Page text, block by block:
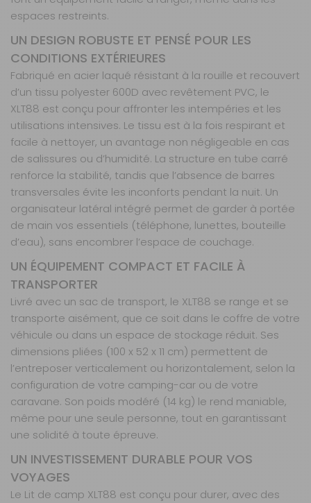
espaces restreints.
UN DESIGN ROBUSTE ET PENSÉ POUR LES
CONDITIONS EXTÉRIEURES
Fabriqué en acier laqué résistant à la rouille et recouvert
d’un tissu polyester 600D avec revêtement PVC, le
XLT88 est conçu pour affronter les intempéries et les
utilisations intensives. Le tissu est à la fois respirant et
facile à nettoyer, un avantage non négligeable en cas
de salissures ou d’humidité. La structure en tube carré
renforce la stabilité, tandis que l’absence de barres
transversales évite les inconforts pendant la nuit. Un
organisateur latéral intégré permet de garder à portée
de main vos essentiels (téléphone, lunettes, bouteille
d’eau), sans encombrer l’espace de couchage.
UN ÉQUIPEMENT COMPACT ET FACILE À
TRANSPORTER
Livré avec un sac de transport, le XLT88 se range et se
transporte aisément, que ce soit dans le coffre de votre
véhicule ou dans un espace de stockage réduit. Ses
dimensions pliées (100 x 52 x 11 cm) permettent de
l’entreposer verticalement ou horizontalement, selon la
configuration de votre camping-car ou de votre
caravane. Son poids modéré (14 kg) le rend maniable,
même pour une seule personne, tout en garantissant
une solidité à toute épreuve.
UN INVESTISSEMENT DURABLE POUR VOS
VOYAGES
Le Lit de camp XLT88 est conçu pour durer, avec des